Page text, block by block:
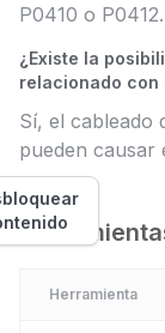
P0410 o P0412.
¿Existe la
relacionado con
Sí, el cableado
pueden causar
Herramienta